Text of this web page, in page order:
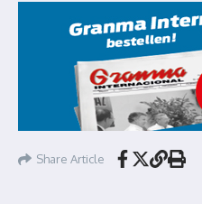
Share Article